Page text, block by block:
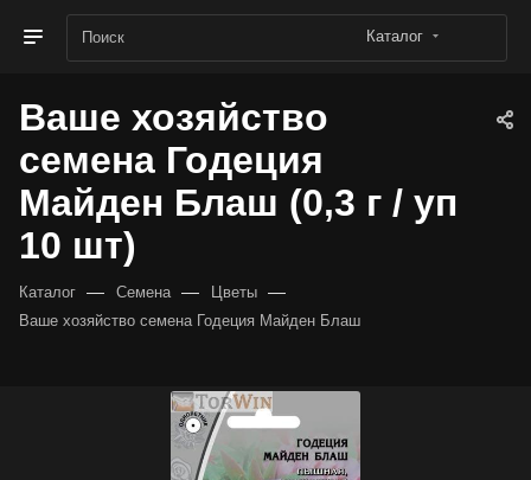
Каталог
Ваше хозяйство
семена Годеция
Майден Блаш (0,3 г / уп
10 шт)
Каталог — Семена — Цветы —
Ваше хозяйство семена Годеция Майден Блаш